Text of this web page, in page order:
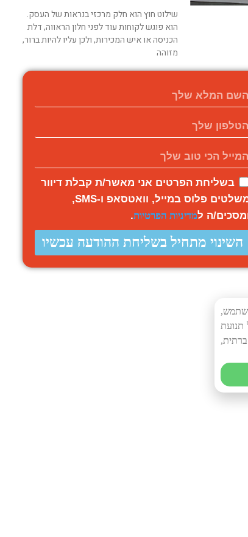
שילוט חוץ הוא חלק מרכזי בנראות של העסק.
הוא פוגש לקוחות עוד לפני חלון הראווה, דלת
הכניסה או איש המכירות, ולכן עליו להיות ברור,
מזוהה
קרא עוד »
בשליחת הפרטים אני מאשר/ת קבלת דיוור
משלטים פלוס במייל, וואטסאפ ו-SMS,
ה למדיניות הפרטיות.
השינוי מתחיל בשליחת ההודעה עכשיו
תנועת